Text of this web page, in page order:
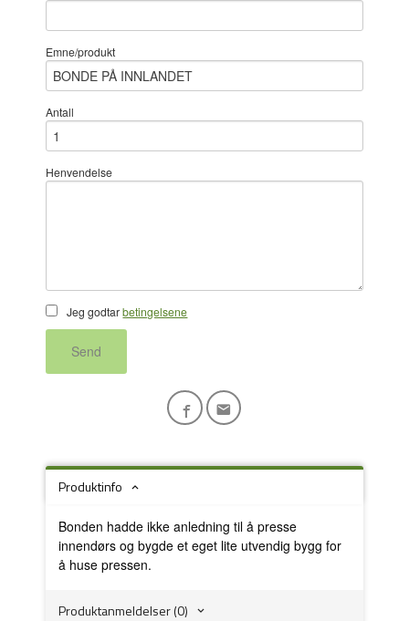
Emne/produkt
Antall
Henvendelse
Jeg godtarbetingelsene
Send
Produktinfo
Bonden hadde ikke anledning til å presse
innendørs og bygde et eget lite utvendig bygg for
å huse pressen.
Produktanmeldelser (0)